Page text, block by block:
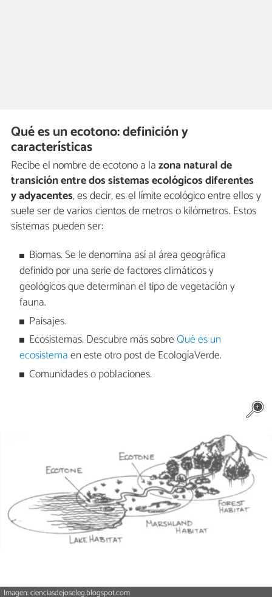
Qué es un ecotono: definición y
características
Recibe el nombre de ecotono a lazona natural de
transición entre dos sistemas ecológicos diferentes
y adyacentes, es decir, es el límite ecológico entre ellos y
suele ser de varios cientos de metros o kilómetros. Estos
sistemas pueden ser:
Biomas. Se le denomina así al área geográfica
definido por una serie de factores climáticos y
geológicos que determinan el tipo de vegetación y
fauna.
Paisajes.
Ecosistemas. Descubre más sobreQué es un
ecosistemaen este otro post de EcologíaVerde.
Comunidades o poblaciones.
Imagen: cienciasdejoseleg.blogspot.com